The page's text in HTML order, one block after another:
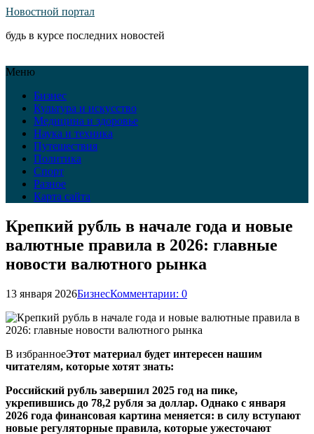
Новостной портал
будь в курсе последних новостей
Меню
Бизнес
Культура и искусство
Медицина и здоровье
Наука и техника
Путешествия
Политика
Спорт
Разное
Карта сайта
Крепкий рубль в начале года и новые
валютные правила в 2026: главные
новости валютного рынка
13 января 2026БизнесКомментарии: 0
В избранноеЭтот материал будет интересен нашим
читателям, которые хотят знать:
Российский рубль завершил 2025 год на пике,
укрепившись до 78,2 рубля за доллар. Однако с января
2026 года финансовая картина меняется: в силу вступают
новые регуляторные правила, которые ужесточают